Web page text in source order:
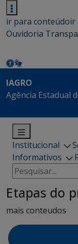
ir para conteúdoir
Ouvidoria
IAGRO
Agência Estadual
Institucional
Informativos
Pesquisar
por:
Etapas do
mais conteudos